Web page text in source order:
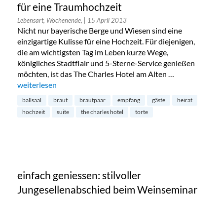
für eine Traumhochzeit
Lebensart, Wochenende, | 15 April 2013
Nicht nur bayerische Berge und Wiesen sind eine
einzigartige Kulisse für eine Hochzeit. Für diejenigen,
die am wichtigsten Tag im Leben kurze Wege,
königliches Stadtflair und 5-Sterne-Service genießen
möchten, ist das The Charles Hotel am Alten …
„The Charles Hotel: die perfekte Location für eine
weiterlesen
ballsaal braut brautpaar empfang gäste
heirat
hochzeit
suite the charles hotel torte
einfach geniessen: stilvoller
Jungesellenabschied beim Weinseminar